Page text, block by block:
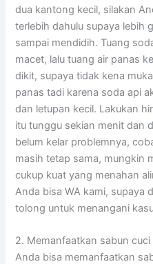
dua kantong kecil, silakan
terlebih dahulu supaya lebih
sampai mendidih. Tuang
macet, lalu tuang air panas
dikit, supaya tidak kena
panas tadi karena soda api
dan letupan kecil. Lakukan
itu tunggu sekian menit dan
belum kelar problemnya,
masih tetap sama, mungkin
cukup kuat yang menahan
Anda bisa WA kami, supaya
tolong untuk menangani
2. Memanfaatkan sabun cuci
Anda bisa memanfaatkan